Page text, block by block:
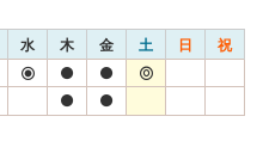
水 木 金 土 日 祝